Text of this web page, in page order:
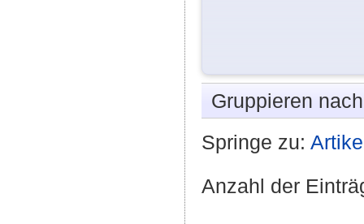
Gruppieren
Springe zu:
Anzahl der